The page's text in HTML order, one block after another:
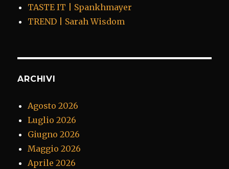
TASTE IT | Spankhmayer
TREND | Sarah Wisdom
ARCHIVI
Agosto 2026
Luglio 2026
Giugno 2026
Maggio 2026
Aprile 2026